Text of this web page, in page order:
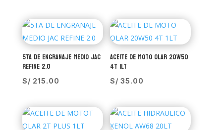
5TA DE ENGRANAJE MEDIO JAC
REFINE 2.0
S/ 215.00
ACEITE DE MOTO OLAR 20W50
4T 1LT
S/ 35.00